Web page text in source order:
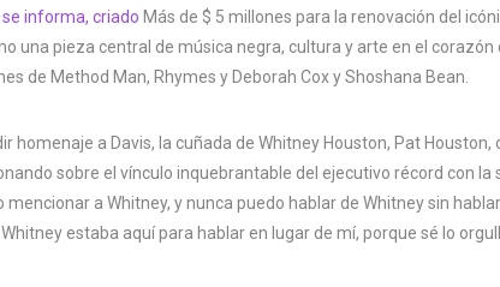
informa, criado Más de $ 5 millones para la renovación del
una pieza central de música negra, cultura y arte en el
de Method Man, Rhymes y Deborah Cox y Shoshana Bean.
homenaje a Davis, la cuñada de Whitney Houston, Pat
sobre el vínculo inquebrantable del ejecutivo récord con la
mencionar a Whitney, y nunca puedo hablar de Whitney sin
estaba aquí para hablar en lugar de mí, porque sé lo